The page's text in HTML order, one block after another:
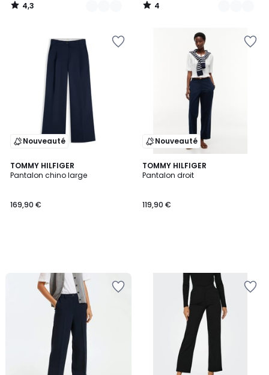
4,3
/
4
/
Nouveauté
TOMMY HILFIGER
Pantalon chino large
169,90 €
Nouveauté
TOMMY HILFIGER
Pantalon droit
119,90 €